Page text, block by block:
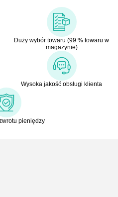
Duży wybór towaru (99 % towaru w
magazynie)
Wysoka jakość obsługi klienta
pieniędzy